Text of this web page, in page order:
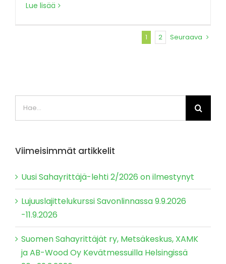
Lue lisää
1 2 Seuraava
Viimeisimmät artikkelit
Uusi Sahayrittäjä-lehti 2/2026 on ilmestynyt
Lujuuslajittelukurssi Savonlinnassa 9.9.2026
-11.9.2026
Suomen Sahayrittäjät ry, Metsäkeskus, XAMK
ja AB-Wood Oy Kevätmessuilla Helsingissä